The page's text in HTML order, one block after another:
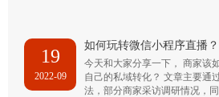
19
2022-09
如何玩转微信小程序直播？
今天和大家分享一下， 商家该
自己的私域转化？ 文章主要通
法，部分商家采访调研情况，